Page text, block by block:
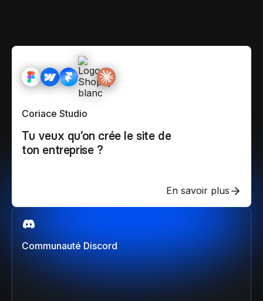
Communauté Discord
Coriace Studio
Tu veux qu’on crée le site de
ton entreprise ?
En savoir plus